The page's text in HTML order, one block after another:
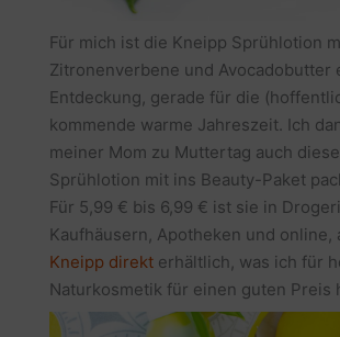
Für mich ist die Kneipp Sprühlotion
Zitronenverbene und Avocadobutter
Entdeckung, gerade für die
kommende warme Jahreszeit. Ich
meiner Mom zu Muttertag auch
Sprühlotion mit ins Beauty-Paket
Für 5,99 € bis 6,99 € ist sie in
Kaufhäusern, Apotheken und online,
Kneipp direkterhältlich, was ich für
Naturkosmetik für einen guten Preis